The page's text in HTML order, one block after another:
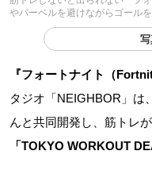
やバーベルを避けながらゴール
写
『フォートナイト（
タジオ「NEIGHBOR」は
んと共同開発し、筋トレ
「TOKYO WORKOUT